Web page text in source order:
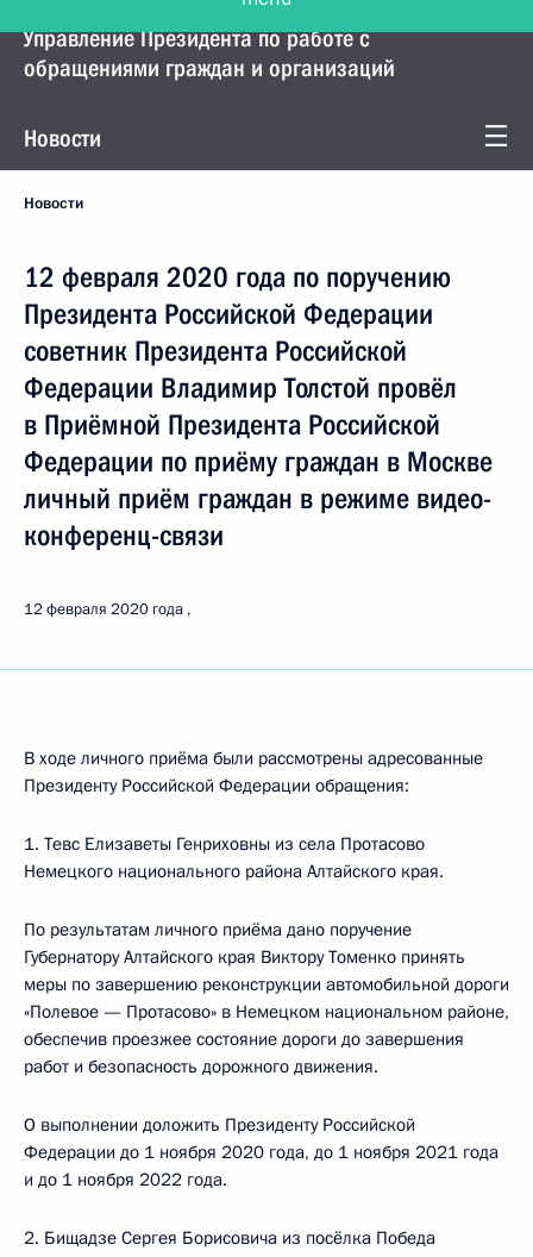
Управление Президента по работе с
обращениями граждан и организаций
Новости
Новости
12 февраля 2020 года по поручению
Президента Российской Федерации
советник Президента Российской
Федерации Владимир Толстой провёл
в Приёмной Президента Российской
Федерации по приёму граждан в Москве
личный приём граждан в режиме видео-
конференц-связи
12 февраля 2020 года
В ходе личного приёма были рассмотрены адресованные
Президенту Российской Федерации обращения:
1. Тевс Елизаветы Генриховны из села Протасово
Немецкого национального района Алтайского края.
По результатам личного приёма дано поручение
Губернатору Алтайского края Виктору Томенко принять
меры по завершению реконструкции автомобильной дороги
«Полевое — Протасово» в Немецком национальном районе,
обеспечив проезжее состояние дороги до завершения
работ и безопасность дорожного движения.
О выполнении доложить Президенту Российской
Федерации до 1 ноября 2020 года, до 1 ноября 2021 года
и до 1 ноября 2022 года.
2. Бищадзе Сергея Борисовича из посёлка Победа